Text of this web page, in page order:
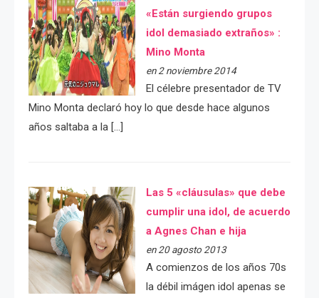
«Están surgiendo grupos
idol demasiado extraños» :
Mino Monta
en 2 noviembre 2014
El célebre presentador de TV
Mino Monta declaró hoy lo que desde hace algunos
años saltaba a la […]
Las 5 «cláusulas» que debe
cumplir una idol, de acuerdo
a Agnes Chan e hija
en 20 agosto 2013
A comienzos de los años 70s
la débil imágen idol apenas se